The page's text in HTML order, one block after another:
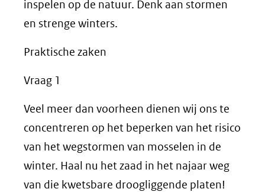
inspelen op de natuur. Denk aan stormen
en strenge winters.
Praktische zaken
Vraag 1
Veel meer dan voorheen dienen wij ons te
concentreren op het beperken van het risico
van het wegstormen van mosselen in de
winter. Haal nu het zaad in het najaar weg
van die kwetsbare droogliggende platen!